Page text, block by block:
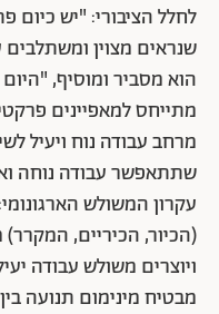
לחלל הציבורי: "יש כיום
שנראים מצוין
הוא מסביר ומוסיף,
מתייחס למאפיינים
מרחב עבודה נוח ויעיל
שתתאפשר עבודה נוחה
עקרון המשולש
(הכיור, הכיריים,
ויוצרים משולש עבודה
מבטיח מינימום תנועה